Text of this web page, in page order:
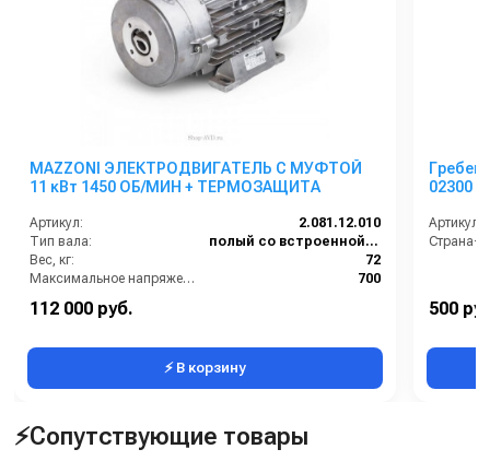
MAZZONI ЭЛЕКТРОДВИГАТЕЛЬ С МУФТОЙ
11 кВт 1450 ОБ/МИН + ТЕРМОЗАЩИТА
Артикул:
2.081.12.010
Тип вала:
полый со встроенной муфтой
Вес, кг:
72
Максимальное напряжение (В):
700
Мощность (л.с.):
Страна-производитель:
112 000 руб.
⚡ В корзину
02300
Артикул:
Страна-
500
⚡Сопутствующие товары